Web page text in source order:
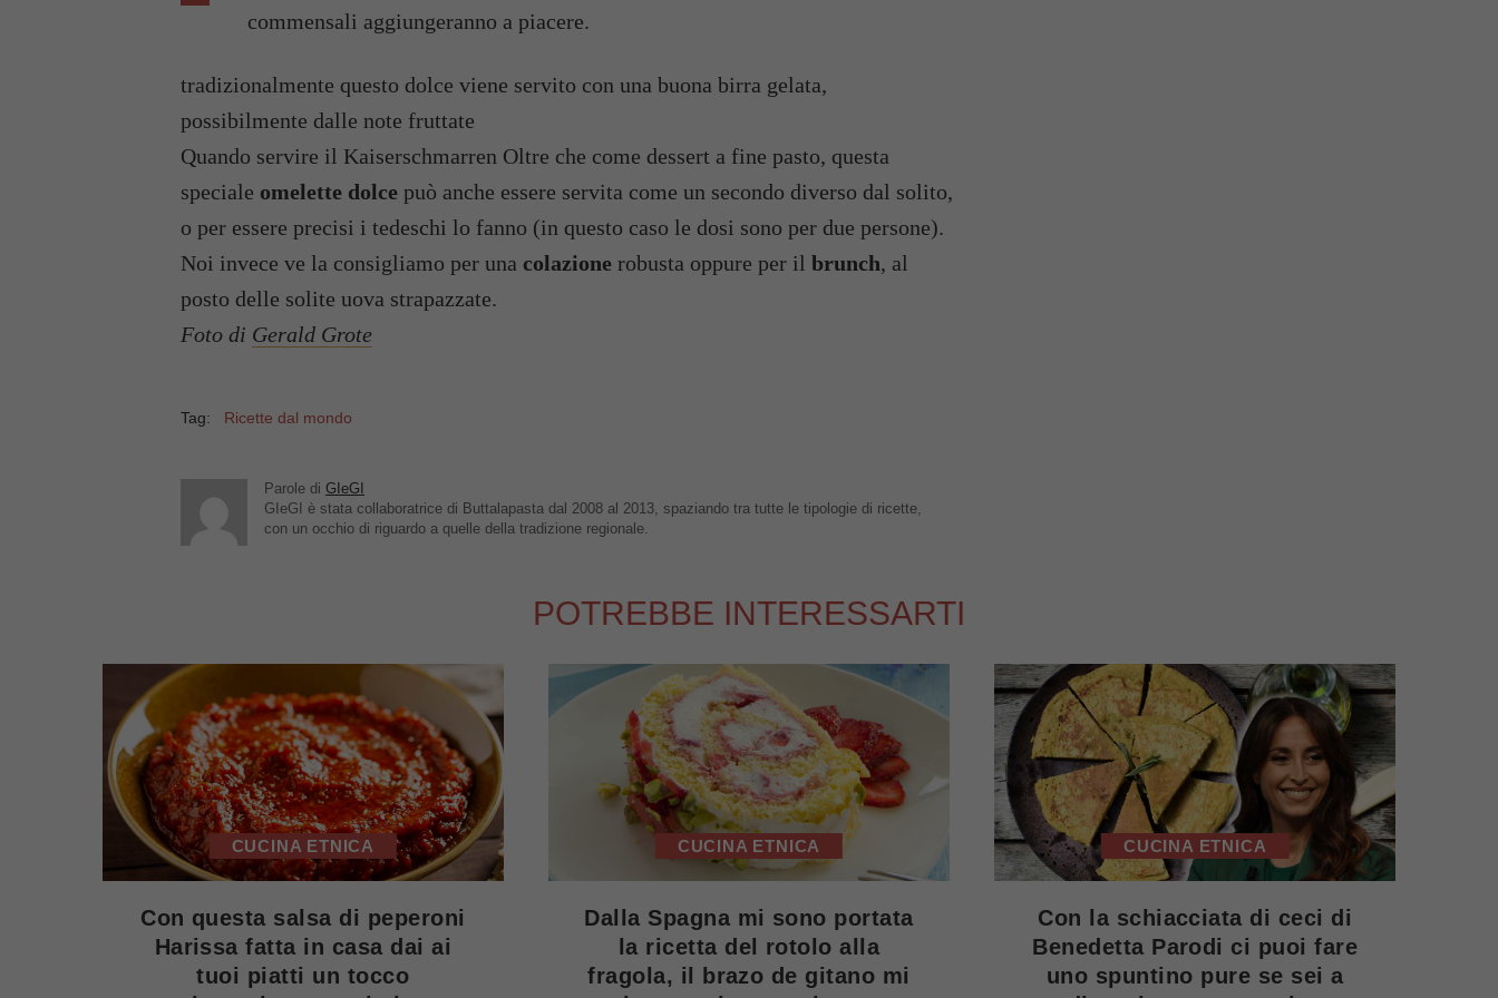
commensali aggiungeranno a piacere.
tradizionalmente questo dolce viene servito con una buona birra gelata,
possibilmente dalle note fruttate
Quando servire il Kaiserschmarren Oltre che come dessert a fine pasto, questa
speciale omelette dolce può anche essere servita come un secondo diverso dal solito,
o per essere precisi i tedeschi lo fanno (in questo caso le dosi sono per due persone).
Noi invece ve la consigliamo per una colazione robusta oppure per il brunch, al
posto delle solite uova strapazzate.
Foto di Gerald Grote
Tag: Ricette dal mondo
Parole di GIeGI
GIeGI è stata collaboratrice di Buttalapasta dal 2008 al 2013, spaziando tra tutte le tipologie di ricette,
con un occhio di riguardo a quelle della tradizione regionale.
POTREBBE INTERESSARTI
CUCINA ETNICA
Con questa salsa di peperoni
Harissa fatta in casa dai ai
tuoi piatti un tocco
CUCINA ETNICA
Dalla Spagna mi sono portata
la ricetta del rotolo alla
fragola, il brazo de gitano mi
CUCINA ETNICA
Con la schiacciata di ceci di
Benedetta Parodi ci puoi fare
uno spuntino pure se sei a